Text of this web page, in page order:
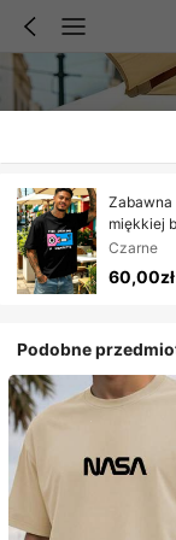
miękkiej
Czarne
60,00zł
Podobne